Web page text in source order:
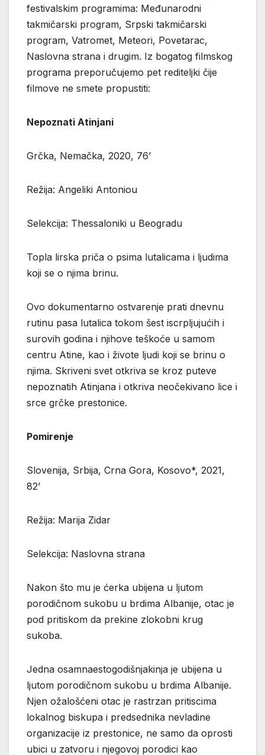
festivalskim programima: Međunarodni
takmičarski program, Srpski takmičarski
program, Vatromet, Meteori, Povetarac,
Naslovna strana i drugim. Iz bogatog filmskog
programa preporučujemo pet rediteljki čije
filmove ne smete propustiti:
Nepoznati Atinjani
Grčka, Nemačka, 2020, 76’
Režija: Angeliki Antoniou
Selekcija: Thessaloniki u Beogradu
Topla lirska priča o psima lutalicama i ljudima
koji se o njima brinu.
Ovo dokumentarno ostvarenje prati dnevnu
rutinu pasa lutalica tokom šest iscrpljujućih i
surovih godina i njihove teškoće u samom
centru Atine, kao i živote ljudi koji se brinu o
njima. Skriveni svet otkriva se kroz puteve
nepoznatih Atinjana i otkriva neočekivano lice i
srce grčke prestonice.
Pomirenje
Slovenija, Srbija, Crna Gora, Kosovo*, 2021,
82’
Režija: Marija Zidar
Selekcija: Naslovna strana
Nakon što mu je ćerka ubijena u ljutom
porodičnom sukobu u brdima Albanije, otac je
pod pritiskom da prekine zlokobni krug
sukoba.
Jedna osamnaestogodišnjakinja je ubijena u
ljutom porodičnom sukobu u brdima Albanije.
Njen ožalošćeni otac je rastrzan pritiscima
lokalnog biskupa i predsednika nevladine
organizacije iz prestonice, ne samo da oprosti
ubici u zatvoru i njegovoj porodici kao